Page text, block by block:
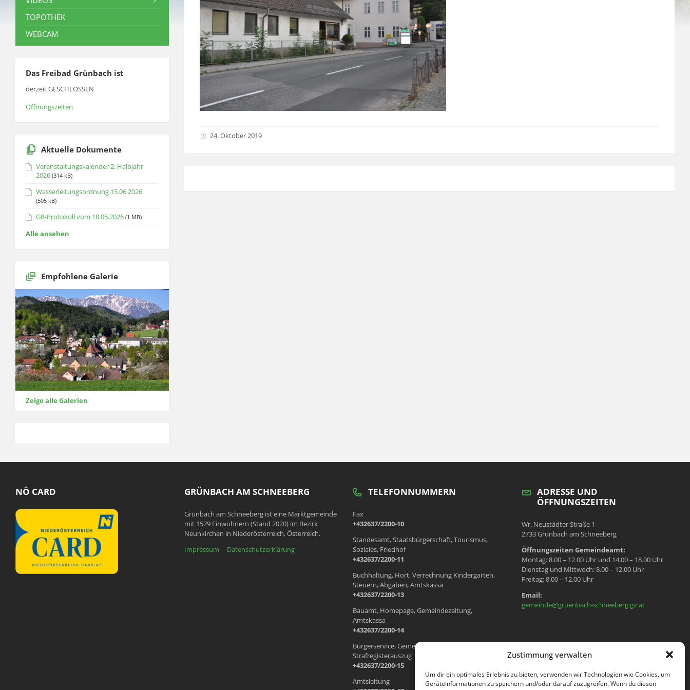
Zustimmung verwalten
Um dir ein optimales Erlebnis zu bieten, verwenden wir Technologien wie Cookies, um
Geräteinformationen zu speichern und/oder darauf zuzugreifen. Wenn du diesen
24. Oktober 2019
TOPOTHEK
WEBCAM
Das Freibad Grünbach ist
derzeit GESCHLOSSEN
Öffnungszeiten
Aktuelle Dokumente
Veranstaltungskalender 2. Halbjahr
2026 (314 kB)
Wasserleitungsordnung 15.06.2026
(505 kB)
GR-Protokoll vom 18.05.2026 (1 MB)
Alle ansehen
Empfohlene Galerie
Zeige alle Galerien
NÖ CARD GRÜNBACH AM SCHNEEBERG
Grünbach am Schneeberg ist eine Marktgemeinde
mit 1579 Einwohnern (Stand 2020) im Bezirk
Neunkirchen in Niederösterreich, Österreich.
Impressum
Datenschutzerklärung
TELEFONNUMMERN
Fax
+432637/2200-10
Standesamt, Staatsbürgerschaft, Tourismus,
Soziales, Friedhof
+432637/2200-11
Buchhaltung, Hort, Verrechnung Kindergarten,
Steuern, Abgaben, Amtskassa
+432637/2200-13
Bauamt, Homepage, Gemeindezeitung,
Amtskassa
+432637/2200-14
Bürgerservice, Gemeindewohnungen, Meldeamt,
Strafregisterauszug
+432637/2200-15
Amtsleitung
ADRESSE UND
ÖFFNUNGSZEITEN
Wr. Neustädter Straße 1
2733 Grünbach am Schneeberg
Öffnungszeiten Gemeindeamt:
Montag: 8.00 – 12.00 Uhr und 14.00 – 18.00 Uhr
Dienstag und Mittwoch: 8.00 – 12.00 Uhr
Freitag: 8.00 – 12.00 Uhr
Email:
gemeinde@gruenbach-schneeberg.gv.at